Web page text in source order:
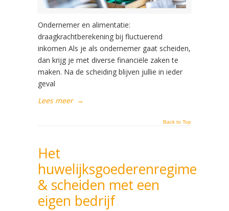
Ondernemer en alimentatie:
draagkrachtberekening bij fluctuerend
inkomen Als je als ondernemer gaat scheiden,
dan krijg je met diverse financiële zaken te
maken. Na de scheiding blijven jullie in ieder
geval
Lees meer →
Back to Top
Het
huwelijksgoederenregime
& scheiden met een
eigen bedrijf